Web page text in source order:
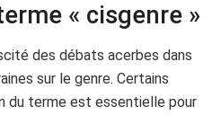
« cisgenre »
des débats acerbes dans
sur le genre. Certains
du terme est essentielle pour